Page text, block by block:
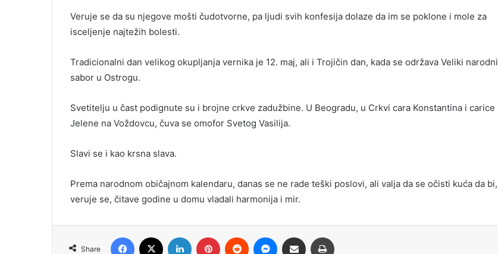
Veruje se da su njegove mošti čudotvorne, pa ljudi svih konfesija dolaze da im se poklone i mole za
isceljenje najtežih bolesti.
Tradicionalni dan velikog okupljanja vernika je 12. maj, ali i Trojičin dan, kada se održava Veliki narodni
sabor u Ostrogu.
Svetitelju u čast podignute su i brojne crkve zadužbine. U Beogradu, u Crkvi cara Konstantina i carice
Jelene na Voždovcu, čuva se omofor Svetog Vasilija.
Slavi se i kao krsna slava.
Prema narodnom običajnom kalendaru, danas se ne rade teški poslovi, ali valja da se očisti kuća da bi,
veruje se, čitave godine u domu vladali harmonija i mir.
Share
Facebook LinkedIn Pinterest Reddit Messenger
Share via Email